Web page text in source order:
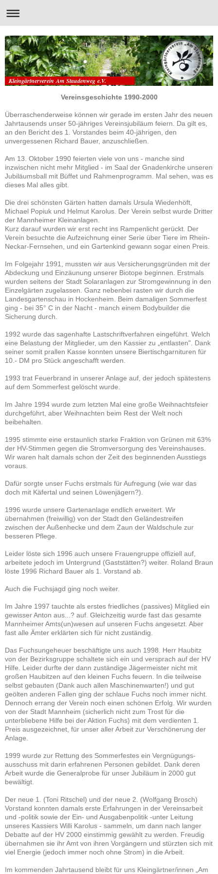
Kleingärtnerverein Am Staudenweg e.V.
Vereinsgeschichte 1990-2000
Überraschenderweise können wir gerade im ersten Jahr des neuen
Jahrtausends unser 50-jähriges Vereinsjubiläum feiern. Da gilt es,
an den Bericht des 1. Vorstandes beim 40-jährigen, den
unvergessenen Richard Bauer, anzuschließen.
Am 13. Oktober 1990 feierten viele von uns - manche sind
inzwischen nicht mehr Mitglied - im Saal der Gnadenkirche unseren
Jubiläumsball mit Büffet und Rahmenprogramm. Mal sehen, was es
dieses Mal alles gibt.
Die drei schönsten Gärten hatten damals Ursula Wiedenhöft,
Michael Popiuk und Helmut Karolus. Der Verein selbst wurde Dritter
der Mannheimer Kleinanlagen.
Kurz darauf wurden wir erst recht ins Rampenlicht gerückt. Der
Verein besuchte die Aufzeichnung einer Serie über Tiere im Rhein-
Neckar-Fernsehen, und ein Gartenkind gewann sogar einen Preis.
Im Folgejahr 1991, mussten wir aus Versicherungsgründen mit der
Abdeckung und Einzäunung unserer Biotope beginnen. Erstmals
wurden seitens der Stadt Solaranlagen zur Stromgewinnung in den
Einzelgärten zugelassen. Ganz nebenbei rasten wir durch die
Landesgartenschau in Hockenheim. Beim damaligen Sommerfest
ging - bei 35° C in der Nacht - manch einem Bodybuilder die
Sicherung durch.
1992 wurde das sagenhafte Lastschriftverfahren eingeführt. Welch
eine Belastung der Mitglieder, um den Kassier zu „entlasten". Dank
seiner somit prallen Kasse konnten unsere Biertischgarnituren für
10.- DM pro Stück angeschafft werden.
1993 trat Feuerbrand in unserer Anlage auf, der jedoch spätestens
auf dem Sommerfest gelöscht wurde.
Im Jahre 1994 wurde zum letzten Mal eine große Weihnachtsfeier
durchgeführt, aber Weihnachten beim Rest der Welt noch
beibehalten.
1995 stimmte eine erstaunlich starke Fraktion von Grünen mit 63%
der HV-Stimmen gegen die Stromversorgung des Vereinshauses.
Wir waren halt damals schon der Zeit des beginnenden Ausstiegs
voraus.
Dafür sorgte unser Fuchs erstmals für Aufregung (wie war das
doch mit Käfertal und seinen Löwenjägern?).
1996 wurde unsere Gartenanlage endlich erweitert. Wir
übernahmen (freiwillig) von der Stadt den Geländestreifen
zwischen der Außenhecke und dem Zaun der Waldschule zur
besseren Pflege.
Leider löste sich 1996 auch unsere Frauengruppe offiziell auf,
arbeitete jedoch im Untergrund (Gaststätten?) weiter. Roland Braun
löste 1996 Richard Bauer als 1. Vorstand ab.
Auch die Fuchsjagd ging noch weiter.
Im Jahre 1997 tauchte als erstes friedliches (passives) Mitglied ein
gewisser Anton aus...? auf. Gleichzeitig wurde fast das gesamte
Mannheimer Amts(un)wesen auf unseren Fuchs angesetzt. Aber
fast alle Ämter erklärten sich für nicht zuständig.
Das Fuchsungeheuer beschäftigte uns auch 1998. Herr Haubitz
von der Bezirksgruppe schaltete sich ein und versprach auf der HV
Hilfe. Leider durfte der dann zuständige Jägermeister nicht mit
großen Haubitzen auf den kleinen Fuchs feuern. In die teilweise
selbst gebauten (Dank auch allen Maschinenwarten!) und gut
geölten anderen Fallen ging der schlaue Fuchs noch immer nicht.
Dennoch errang der Verein noch einen schönen Erfolg. Wir wurden
von der Stadt Mannheim (sicherlich nicht zum Trost für die
unterbliebene Hilfe bei der Aktion Fuchs) mit dem verdienten 1.
Preis ausgezeichnet, für unser aller Arbeit zur Verschönerung der
Anlage.
1999 wurde zur Rettung des Sommerfestes ein Vergnügungs-
ausschuss mit darin erfahrenen Personen gebildet. Dank deren
Arbeit wurde die Generalprobe für unser Jubiläum in 2000 gut
bewältigt.
Der neue 1. (Toni Ritschel) und der neue 2. (Wolfgang Brosch)
Vorstand konnten damals erste Erfahrungen in der Vereinsarbeit
und -politik sowie der Ein- und Ausgabenpolitik -unter Leitung
unseres Kassiers Willi Karolus - sammeln, um dann nach langer
Debatte auf der HV 2000 einstimmig gewählt zu werden. Freudig
übernahmen sie ihr Amt von ihren Vorgängern und stürzten sich mit
viel Energie (jedoch immer noch ohne Strom) in die Arbeit.
Im kommenden Jahrtausend bleibt für uns Kleingärtner/innen „Am